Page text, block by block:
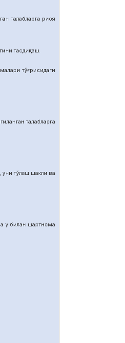
талабларга риоя
тасдиқлаш.
и тўғрисидаги
талабларга
тўлаш шакли ва
у билан шартнома